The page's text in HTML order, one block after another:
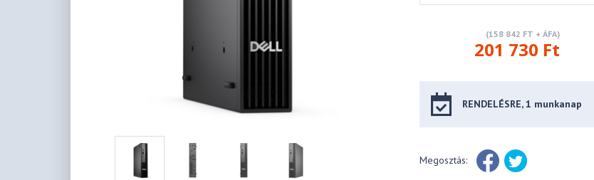
(158 842 FT + ÁFA)
201 730 Ft
RENDELÉSRE, 1 munkanap
Megosztás: